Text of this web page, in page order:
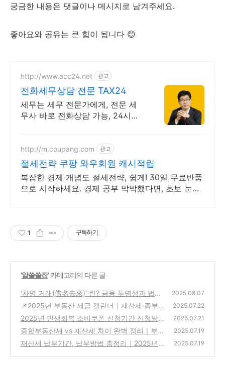
궁금한 내용은 댓글이나 메시지로 남겨주세요.
좋아요와 공유는 큰 힘이 됩니다 😊
http://www.acc24.net 광고
전화세무상담 전문 TAX24
세무는 세무 전문가에게, 전문 세
무사 바로 전화상담 가능, 24시간
http://m.coupang.com 광고
절세전략 쿠팡 와우회원 캐시적립
복잡한 경제 개념도 절세전략, 쉽게! 30일 무료반품
으로 시작하세요. 경제 공부 막막했다면, 초보 눈높
1 구독하기
'알쓸쓸잡' 카테고리의 다른 글
'차명 거래(借名去來)' 란? 금융 투명성과 법적
쟁점
(12)
2025.08.07
📌2025년 부동산 세금 캘린더｜재산세·종부
세·지방세 일정 총정리
(20)
2025.07.22
2025년 민생회복 소비쿠폰 신청기간 신청방
법 지원금 대상
(1)
2025.07.21
종합부동산세 vs 재산세 차이 완벽 정리｜부
동산 보유세 비교 가이드
(6)
2025.07.19
재산세 납부기간, 납부방법 총정리｜2025년
2025.07.19